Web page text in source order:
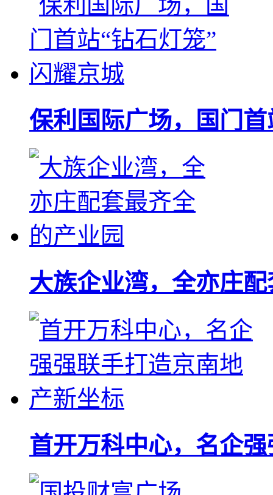
保利国际广场，国门
大族企业湾，全亦庄
首开万科中心，名企